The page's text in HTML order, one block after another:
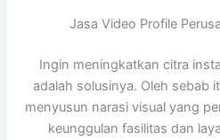
Jasa Video Profile
Ingin meningkatkan citra
adalah solusinya. Oleh sebab
menyusun narasi visual yang
keunggulan fasilitas dan